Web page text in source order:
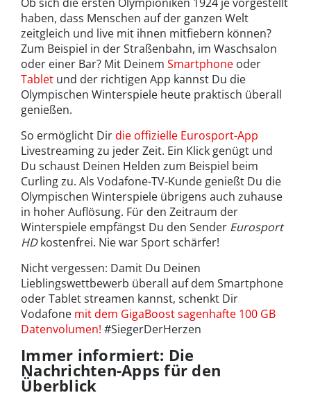
haben, dass Menschen auf der ganzen Welt
zeitgleich und live mit ihnen mitfiebern können?
Zum Beispiel in der Straßenbahn, im Waschsalon
oder einer Bar? Mit Deinem Smartphone oder
Tablet und der richtigen App kannst Du die
Olympischen Winterspiele heute praktisch überall
genießen.
So ermöglicht Dirdie offizielle Eurosport-App
Livestreaming zu jeder Zeit. Ein Klick genügt und
Du schaust Deinen Helden zum Beispiel beim
Curling zu. Als Vodafone-TV-Kunde genießt Du die
Olympischen Winterspiele übrigens auch zuhause
in hoher Auflösung. Für den Zeitraum der
Winterspiele empfängst Du den Sender Eurosport
HDkostenfrei. Nie war Sport schärfer!
Nicht vergessen: Damit Du Deinen
Lieblingswettbewerb überall auf dem Smartphone
oder Tablet streamen kannst, schenkt Dir
Vodafone mit dem GigaBoost sagenhafte 100 GB
Datenvolumen! #SiegerDerHerzen
Immer informiert: Die
Nachrichten-Apps für den
Überblick